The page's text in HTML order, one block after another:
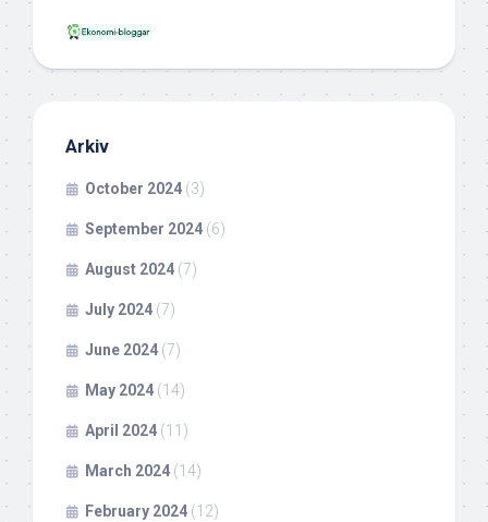
Arkiv
October 2024 (3)
September 2024 (6)
August 2024 (7)
July 2024 (7)
June 2024 (7)
May 2024 (14)
April 2024 (11)
March 2024 (14)
February 2024 (12)